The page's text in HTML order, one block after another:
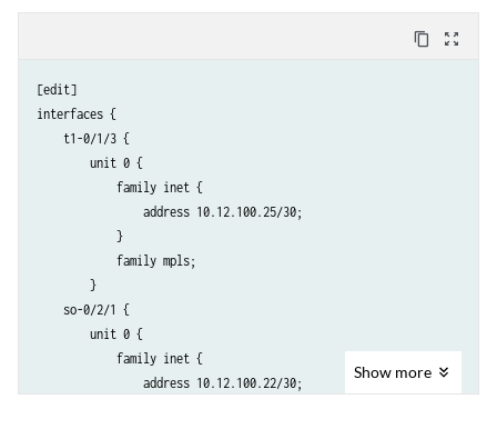
        }
    }
protocols {
        interface all;
        log-updown;
        group int {
            type internal;
            local-address 10.255.170.96;
family l2vpn {
content_copy zoom_out_map
[edit]
interfaces {
    t1-0/1/3 {
        unit 0 {
            family inet {
                address 10.12.100.25/30;
            }
            family mpls;
        }
    so-0/2/1 {
        unit 0 {
            family inet {
                address 10.12.100.22/30;
Show more